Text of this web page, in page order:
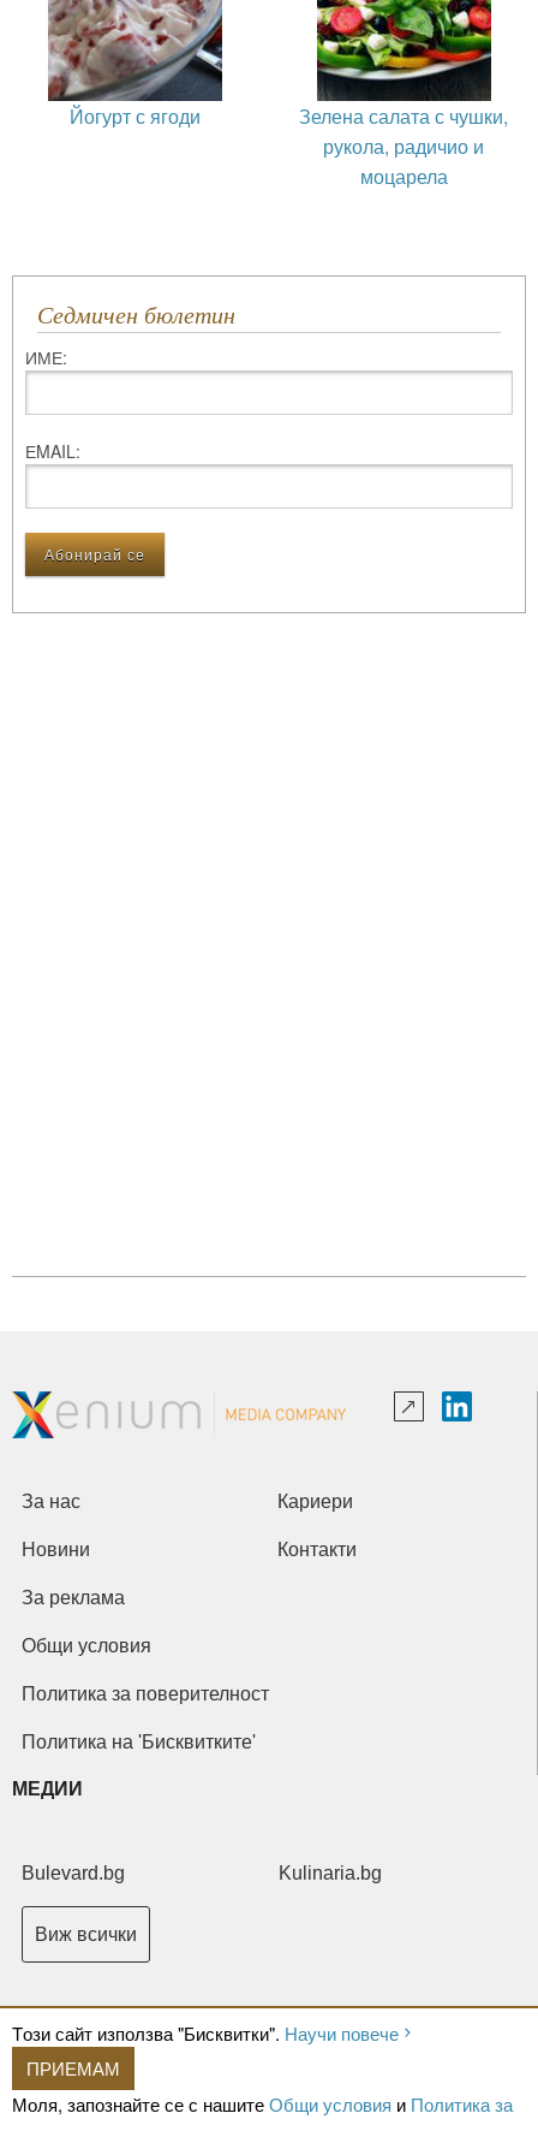
Йогурт с ягоди
Зелена салата с чушки,
рукола, радичио и
моцарела
Седмичен бюлетин
ИМЕ:
ЕMAIL:
Tози сайт използва "Бисквитки". Научи повече
ПРИЕМАМ
Моля, запознайте се с нашитеОбщи условия и Политика за
За нас Кариери
Новини Контакти
За реклама
Общи условия
Политика за поверителност
Политика на 'Бисквитките'
МЕДИИ
Bulevard.bg Kulinaria.bg
Виж всички
Copyright © 2026 Ксениум ООД. Всички права запазени.
XeniumCompany.com